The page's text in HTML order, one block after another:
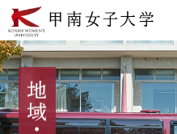
本
文
へ
の
リ
ン
ク
ナ